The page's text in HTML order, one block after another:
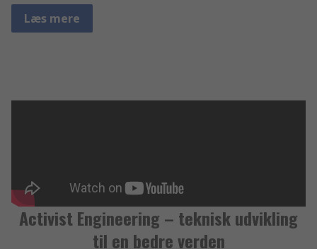
Læs mere
Activist Engineering – teknisk udvikling
til en bedre verden